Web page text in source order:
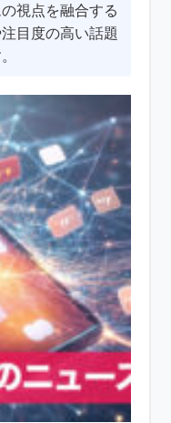
視点を融合する
目度の高い話題